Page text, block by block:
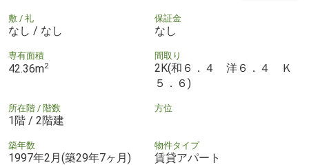
敷 / 礼
なし / なし
保証金
なし
専有面積
42.36m2
間取り
2K(和６．４ 洋６．４ Ｋ
５．６)
所在階 / 階数
1階 / 2階建
方位
築年数
1997年2月(築29年7ヶ月)
物件タイプ
賃貸アパート